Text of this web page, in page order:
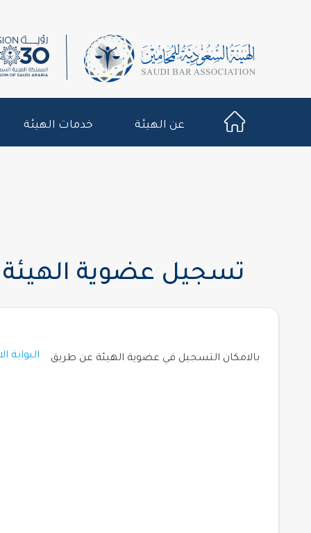
عن الهيئة خدمات الهيئة
تسجيل عضوية الهيئة
بالامكان التسجيل في عضوية الهيئة عن طريق البوابة